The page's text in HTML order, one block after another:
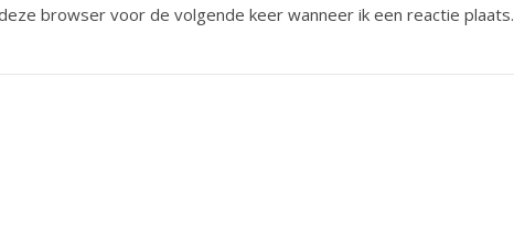
browser voor de volgende keer wanneer ik een reactie plaats.